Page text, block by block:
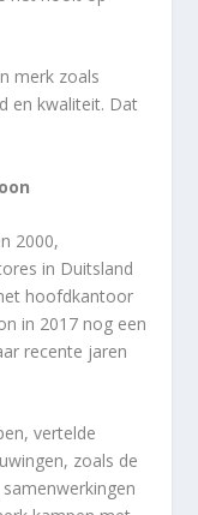
merk zoals
en kwaliteit. Dat
2000,
in Duitsland
hoofdkantoor
in 2017 nog een
recente jaren
vertelde
zoals de